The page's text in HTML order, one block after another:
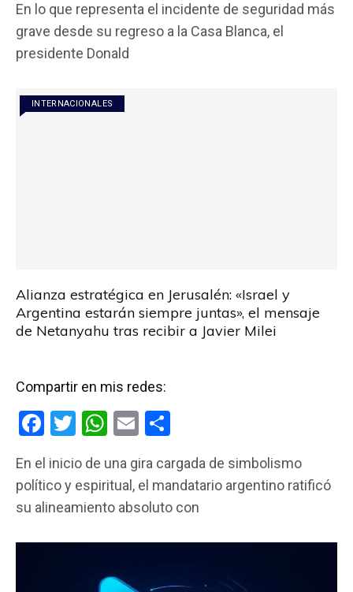
ce
b
o
k
tt
er
at
s
p
p
ail m
p
En lo que representa el incidente de seguridad más
grave desde su regreso a la Casa Blanca, el
presidente Donald
INTERNACIONALES
Alianza estratégica en Jerusalén: «Israel y
Argentina estarán siempre juntas», el mensaje
de Netanyahu tras recibir a Javier Milei
Compartir en mis redes:
F
ce
b
o
T
tt
er
W
at
s
p
p
E
ail m
p
tir
En el inicio de una gira cargada de simbolismo
político y espiritual, el mandatario argentino ratificó
su alineamiento absoluto con